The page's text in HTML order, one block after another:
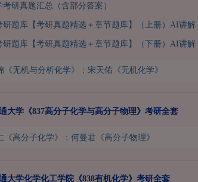
研真题汇总（含部分答案）
研题库【考研真题精选＋章节题库】（上册）AI讲解
研题库【考研真题精选＋章节题库】（下册）AI讲解
《无机与分析化学》 ； 宋天佑《无机化学》
大学《837高分子化学与高分子物理》考研全套
《高分子化学》 ； 何曼君《高分子物理》
大学化学化工学院《838有机化学》考研全套